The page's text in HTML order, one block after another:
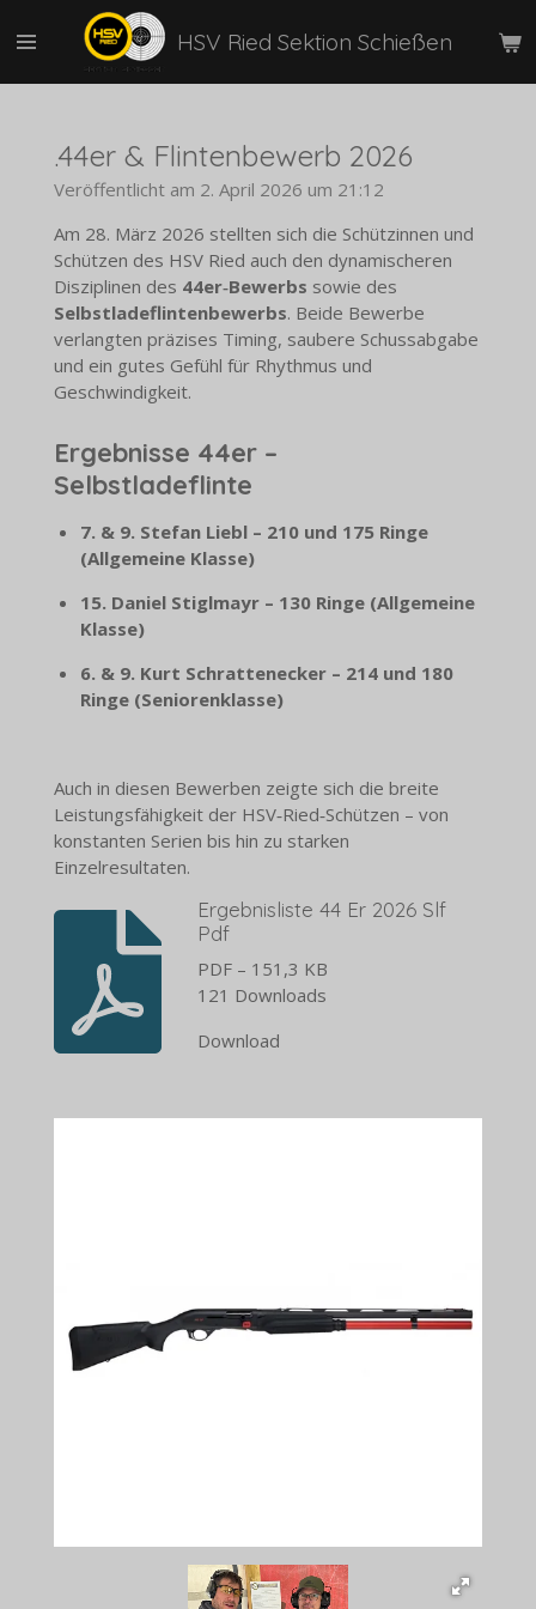
Hauptinhalt
HSV Ried Sektion Schießen
.44er & Flintenbewerb 2026
Veröffentlicht am 2. April 2026 um 21:12
Am 28. März 2026 stellten sich die Schützinnen und
Schützen des HSV Ried auch den dynamischeren
Disziplinen des 44er‑Bewerbs sowie des
Selbstladeflintenbewerbs. Beide Bewerbe
verlangten präzises Timing, saubere Schussabgabe
und ein gutes Gefühl für Rhythmus und
Geschwindigkeit.
Ergebnisse 44er –
Selbstladeflinte
7. & 9. Stefan Liebl – 210 und 175 Ringe
(Allgemeine Klasse)
15. Daniel Stiglmayr – 130 Ringe (Allgemeine
Klasse)
6. & 9. Kurt Schrattenecker – 214 und 180
Ringe (Seniorenklasse)
Auch in diesen Bewerben zeigte sich die breite
Leistungsfähigkeit der HSV‑Ried‑Schützen – von
konstanten Serien bis hin zu starken
Einzelresultaten.
Ergebnisliste 44 Er 2026 Slf
Pdf
PDF – 151,3 KB
121 Downloads
Download